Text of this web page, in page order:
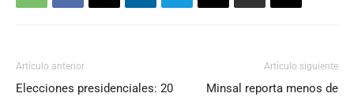
Artículo anterior
Elecciones presidenciales: 20
Artículo siguiente
Minsal reporta menos de